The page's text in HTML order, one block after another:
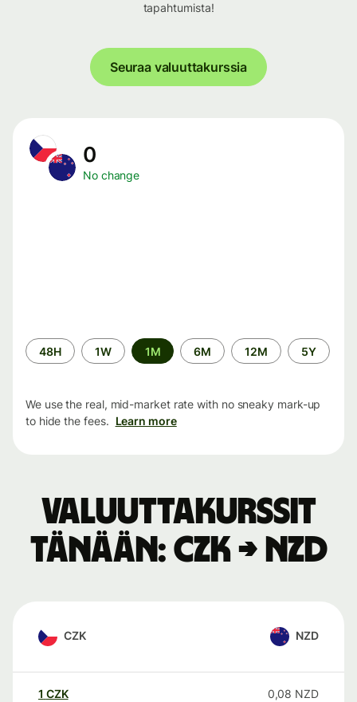
tapahtumista!
Seuraa valuuttakurssia
0
No change
Time
period
48H 1W 1M 6M 12M 5Y
We use the real, mid-market rate with no sneaky mark-up
to hide the fees. Learn more
Valuuttakurssit
tänään: CZK → NZD
CZK NZD
1 CZK 0,08 NZD